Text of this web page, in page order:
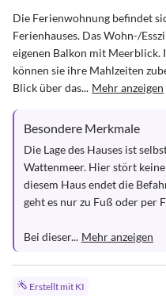
Die Ferienwohnung befindet
Ferienhauses. Das Wohn-/
eigenen Balkon mit Meerblick.
können sie ihre Mahlzeiten
Blick über das... Mehr anzeigen
Besondere Merkmale
Die Lage des Hauses ist
Wattenmeer. Hier stört
diesem Haus endet die
geht es nur zu Fuß oder per
Bei dieser... Mehr anzeigen
Erstellt mit KI